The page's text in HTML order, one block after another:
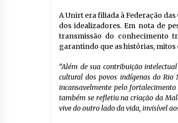
A Unirt era filiada à Federação
dos idealizadores. Em nota de
transmissão do conhecimento
garantindo que as histórias,
“Além de sua contribuição
cultural dos povos indígenas do
incansavelmente pelo
também se refletiu na criação da
vive do outro lado da vida, invisível